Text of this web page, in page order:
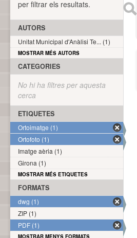
per filtrar els resultats.
AUTORS
Unitat Municipal d'Anàlisi Te... (1)
MOSTRAR MÉS AUTORS
CATEGORIES
No hi ha filtres per aquesta
cerca
ETIQUETES
Ortoimatge (1)
Ortofoto (1)
Imatge aèria (1)
Girona (1)
MOSTRAR MÉS ETIQUETES
FORMATS
dwg (1)
ZIP (1)
PDF (1)
MOSTRAR MENYS FORMATS